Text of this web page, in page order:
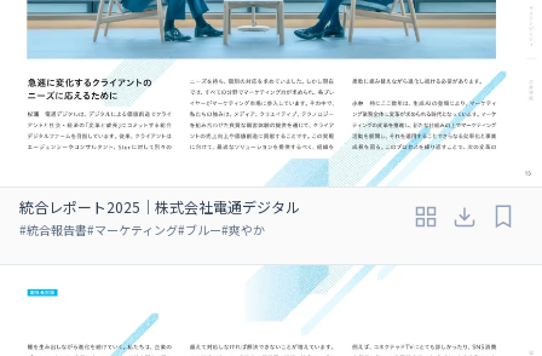
統合レポート2025｜株式会社電通デジタル
#統合報告書#マーケティング#ブルー#爽やか